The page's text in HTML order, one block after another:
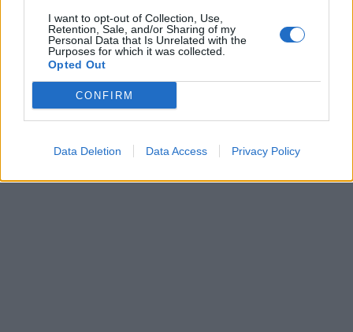
I want to opt-out of Collection, Use,
Retention, Sale, and/or Sharing of my
Personal Data that Is Unrelated with the
Purposes for which it was collected.
Opted Out
CONFIRM
Data Deletion Data Access Privacy Policy